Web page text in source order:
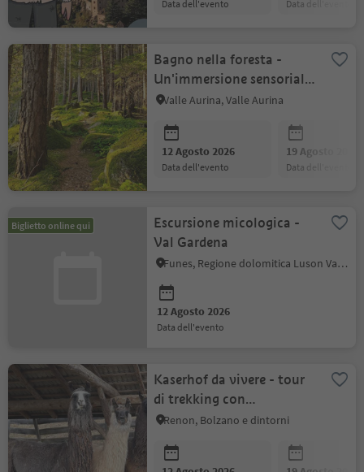
data dell'evento data dell'evento
Bagno nella foresta -
Un'immersione sensoriale
nel mistero del bosco
Valle Aurina, Valle Aurina
12 Agosto 2026
data dell'evento
19 Agosto 2026
data dell'evento
Biglietto online qui
Escursione micologica -
Val Gardena
Funes, Regione dolomitica Luson Val di Funes
12 Agosto 2026
data dell'evento
Kaserhof da vivere - tour
di trekking con
lama/alpaca con Juri
Renon, Bolzano e dintorni